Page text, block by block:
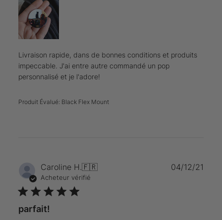
Livraison rapide, dans de bonnes conditions et produits
impeccable. J'ai entre autre commandé un pop
personnalisé et je l'adore!
Produit Évalué: Black Flex Mount
Caroline H.🇫🇷
Acheteur vérifié
parfait!
04/12/21